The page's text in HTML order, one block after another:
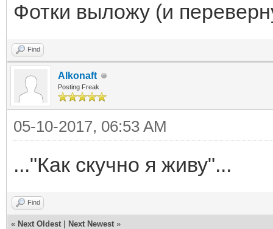
Фотки выложу (и
Find
Alkonaft
Posting Freak
05-10-2017, 06:53 AM
..."Как скучно я живу"...
Find
« Next Oldest Next Newest »